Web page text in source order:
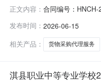
正文内容： 合同编号：
发布时间： 2026-06-15
相关产品：
货物采购代理服务
淇县职业中等专业学校